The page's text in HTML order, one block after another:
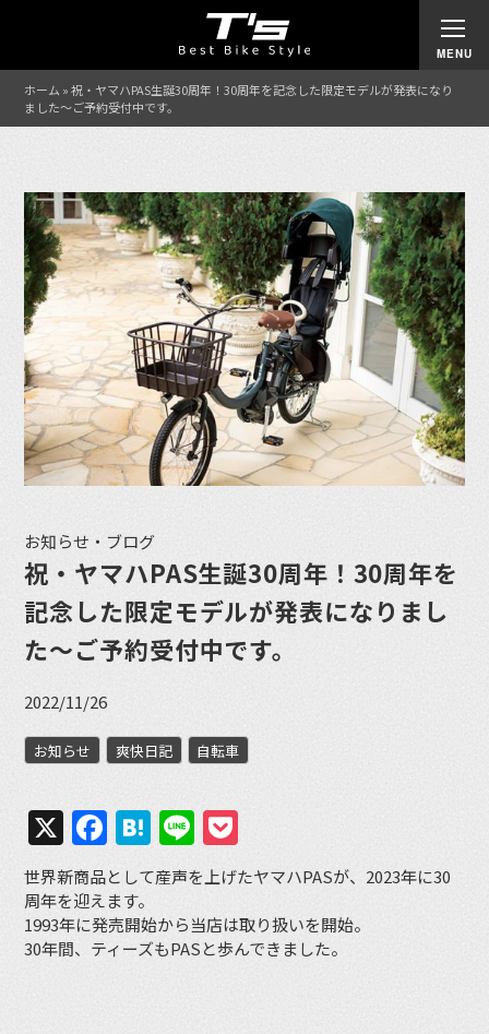
ホーム »祝・ヤマハPAS生誕30周年！30周年を記念した限定モデルが発表になり
ました〜ご予約受付中です。
お知らせ・ブログ
祝・ヤマハPAS生誕30周年！30周年を
記念した限定モデルが発表になりまし
た〜ご予約受付中です。
2022/11/26
お知らせ 爽快日記 自転車
X Facebook
Hatena
Line
世界新商品として産声を上げたヤマハPASが、2023年に30
周年を迎えます。
1993年に発売開始から当店は取り扱いを開始。
30年間、ティーズもPASと歩んできました。